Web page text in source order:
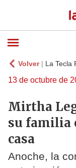
Volver| La Tecla
13 de octubre de
Mirtha
su familia
casa
Anoche, la